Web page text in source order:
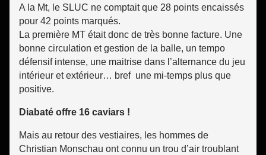
A la Mt, le SLUC ne comptait que 28 points encaissés
pour 42 points marqués.
La première MT était donc de très bonne facture. Une
bonne circulation et gestion de la balle, un tempo
défensif intense, une maitrise dans l’alternance du jeu
intérieur et extérieur… bref une mi-temps plus que
positive.
Diabaté offre 16 caviars !
Mais au retour des vestiaires, les hommes de
Christian Monschau ont connu un trou d’air troublant